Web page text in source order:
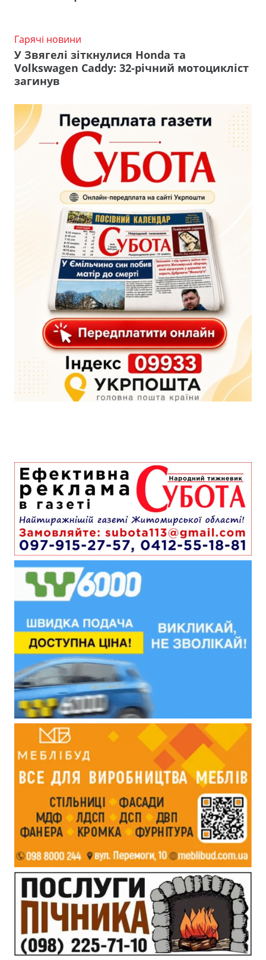
Гарячі новини
У Звягелі зіткнулися Honda та
Volkswagen Caddy: 32-річний мотоцикліст
загинув